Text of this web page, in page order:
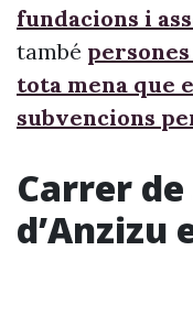
fundacions i
també
tota mena que
subvencions
Carrer
d’Anzizu